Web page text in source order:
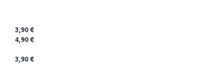
3,90 €
4,90 €
3,90 €